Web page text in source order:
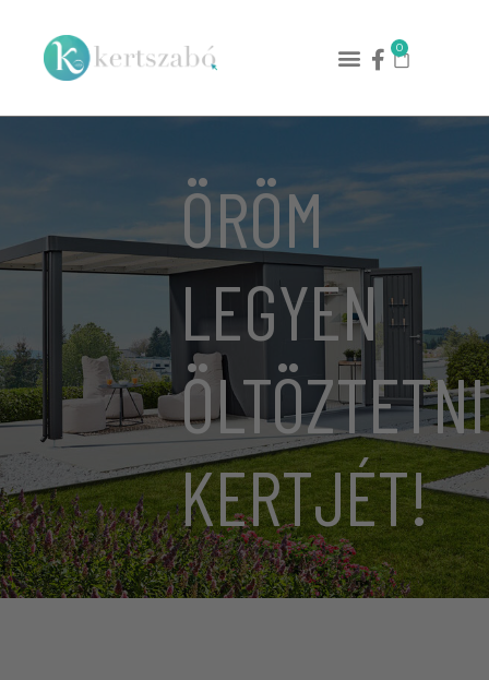
0
ÖRÖM
LEGYEN
ÖLTÖZTETNI
KERTJÉT!